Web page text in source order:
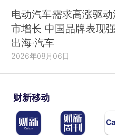
而言，国际供应链的脆
否仍在运转并且贸易成
尽管限制商品贸易
边境管理等措施在一定
断。
电动汽车需求高涨驱
市增长 中国品牌表现强
出海·汽车
2026年08月06日
财新移动